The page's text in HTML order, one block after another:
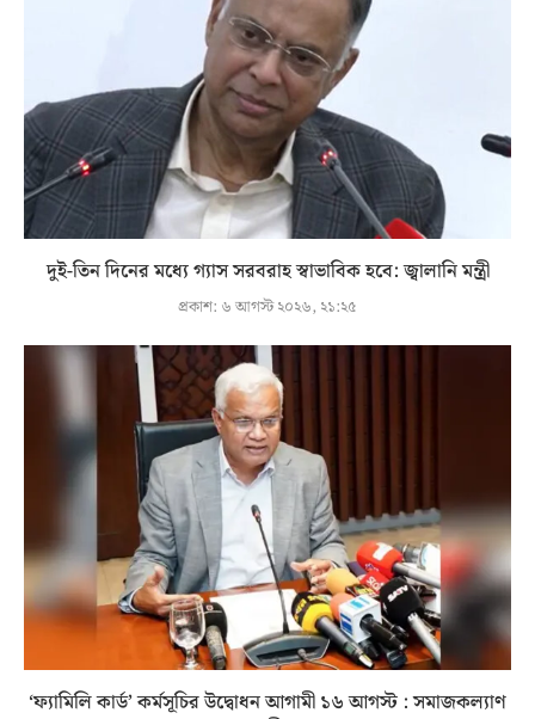
দুই-তিন দিনের মধ্যে গ্যাস সরবরাহ স্বাভাবিক হবে: জ্বালানি মন্ত্রী
প্রকাশ: ৬ আগস্ট ২০২৬, ২১:২৫
‘ফ্যামিলি কার্ড’ কর্মসূচির উদ্বোধন আগামী ১৬ আগস্ট : সমাজকল্যাণ